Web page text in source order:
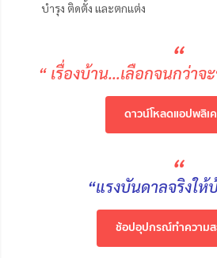
บำรุง ติดตั้ง และตกแต่ง
“
“ เรื่องบ้าน…เลือกจนกว่าจ
ดาวน์โหลดแอปพลิเ
“
“แรงบันดาลจริงใ
ช้อปอุปกรณ์ทำความส